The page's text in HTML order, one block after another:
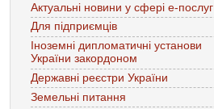
Актуальні новини у сфері е-послуг
Для підприємців
Іноземні дипломатичні установи
України закордоном
Державні реєстри України
Земельні питання